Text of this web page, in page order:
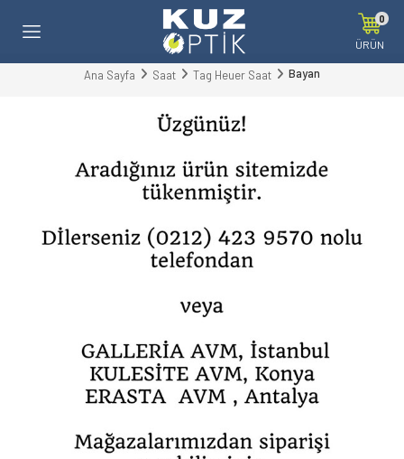
0
ÜRÜN
Ana Sayfa Saat Tag Heuer Saat Bayan